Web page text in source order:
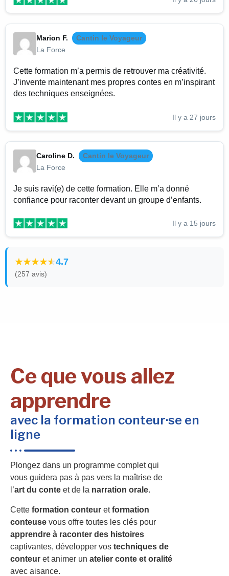
Marion F.
Cantin le Voyageur
La Force
Cette formation m’a permis de retrouver ma créativité.
J’invente maintenant mes propres contes en m’inspirant
des techniques enseignées.
Il y a 27 jours
Caroline D.
Cantin le Voyageur
La Force
Je suis ravi(e) de cette formation. Elle m’a donné
confiance pour raconter devant un groupe d’enfants.
Il y a 15 jours
4.7
(257 avis)
Ce que vous allez
apprendre
avec la formation conteur·se en
ligne
Plongez dans un programme complet qui
vous guidera pas à pas vers la maîtrise de
l’art du conte et de la narration orale.
Cette formation conteur etformation
conteuse vous offre toutes les clés pour
apprendre à raconter des histoires
captivantes, développer vos techniques de
conteur et animer un atelier conte et oralité
avec aisance.